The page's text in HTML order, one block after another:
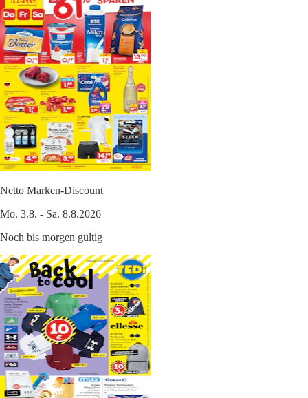
Netto Marken-Discount
Mo. 3.8. - Sa. 8.8.2026
Noch bis morgen gültig